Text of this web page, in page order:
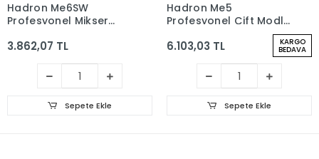
Hadron Me6SW
Profesyonel Mikser
Mikrofon 24Bit Çinko
Type-C Beyaz
3.862,07 TL
Sepete Ekle
Hadron Me5
Profesyonel Çift Modlu
RGB Yayıncı Mikrofonu
192kHz/24Bit USB Siyah
6.103,03 TL KARGO
BEDAVA
Sepete Ekle